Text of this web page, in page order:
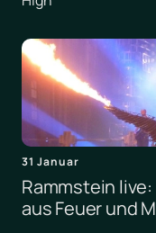
31 Januar
Rammstein
aus Feuer und